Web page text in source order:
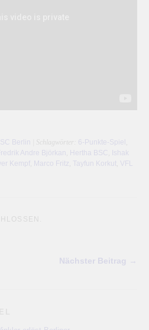
Berlin | Schlagwörter: 6-Punkte-Spiel ,
Andre Björkan , Hertha BSC ,
Ishak
Kempf , Marco Fritz, Tayfun Korkut , VFL
Nächster Beitrag →